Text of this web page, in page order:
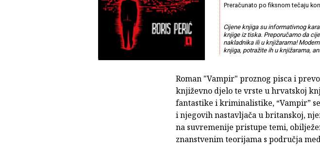
Preračunato po fiksnom tečaju
Cijene knjiga su informativnog
knjige iz tiska. Preporučamo da
nakladnika ili u knjižarama!
knjiga, potražite ih u knjižarama,
Roman "Vampir" proznog pisca i
književno djelo te vrste u hrvatskoj
fantastike i kriminalistike, “Vampir”
i njegovih nastavljača u britanskoj,
na suvremenije pristupe temi,
znanstvenim teorijama s područja